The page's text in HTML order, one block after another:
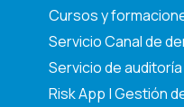
Cursos y
Servicio Canal de
Servicio de auditoría
Risk App | Gestión